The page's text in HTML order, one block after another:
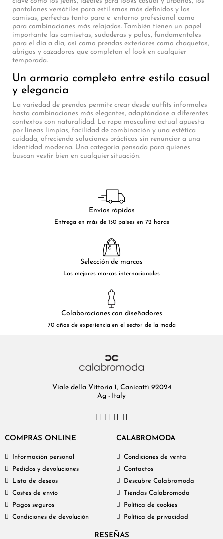
pantalones versátiles para estilismos más definidos y las
camisas, perfectas tanto para el entorno profesional como
para combinaciones más relajadas. También tienen un papel
importante las camisetas, sudaderas y polos, fundamentales
para el día a día, así como prendas exteriores como chaquetas,
abrigos y cazadoras que completan el look en cualquier
temporada.
Un armario completo entre estilo casual
y elegancia
La variedad de prendas permite crear desde outfits informales
hasta combinaciones más elegantes, adaptándose a diferentes
contextos con naturalidad. La ropa masculina actual apuesta
por líneas limpias, facilidad de combinación y una estética
cuidada, ofreciendo soluciones prácticas sin renunciar a una
identidad moderna. Una categoría pensada para quienes
buscan vestir bien en cualquier situación.
Envíos rápidos
Entrega en más de 150 países en 72 horas
Selección de marcas
Las mejores marcas internacionales
Colaboraciones con diseñadores
70 años de experiencia en el sector de la moda
Viale della Vittoria 1, Canicattì 92024
Ag - Italy
COMPRAS ONLINE
Información personal
Pedidos y devoluciones
Lista de deseos
Costes de envío
Pagos seguros
Condiciones de devolución
CALABROMODA
Condiciones de venta
Contactos
Descubre Calabromoda
Tiendas Calabromoda
Política de cookies
Política de privacidad
RESEÑAS